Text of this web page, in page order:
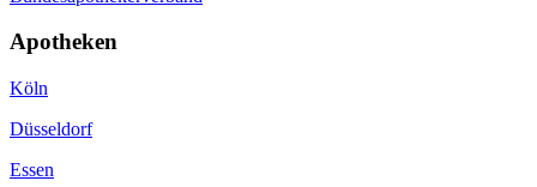
Apotheken
Köln
Düsseldorf
Essen